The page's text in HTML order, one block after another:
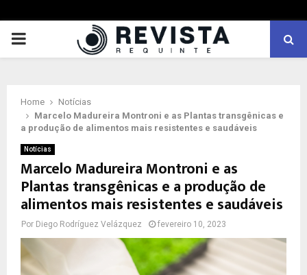
PRIMARY
Home
Notícias
Marcelo Madureira Montroni e as Plantas transgênicas e
a produção de alimentos mais resistentes e saudáveis
Notícias
Marcelo Madureira Montroni e as
Plantas transgênicas e a produção de
alimentos mais resistentes e saudáveis
Por Diego Rodríguez Velázquez fevereiro 10, 2023